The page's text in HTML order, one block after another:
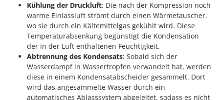
Tornado
Tre Spade
Trev - Abrek - TecnoVIR
Trotec
Troy-Bilt
Udor
Kühlung der Druckluft: Die nach der Kompression noch
warme Einlassluft strömt durch einen Wärmetauscher,
wo sie durch ein Kältemittelgas gekühlt wird. Diese
Temperaturabsenkung begünstigt die Kondensation
der in der Luft enthaltenen Feuchtigkeit.
Abtrennung des Kondensats: Sobald sich der
Wasserdampf in Wassertropfen verwandelt hat, werden
diese in einem Kondensatabscheider gesammelt. Dort
wird das angesammelte Wasser durch ein
automatisches Ablasssystem abgeleitet, sodass es nicht